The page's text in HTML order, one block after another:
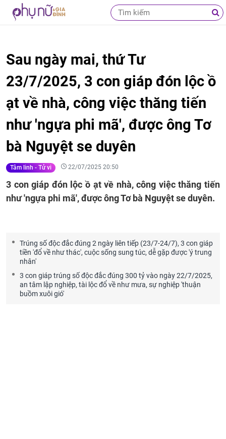
Sau ngày mai, thứ Tư
23/7/2025, 3 con giáp đón lộc ồ
ạt về nhà, công việc thăng tiến
như 'ngựa phi mã', được ông Tơ
bà Nguyệt se duyên
Tâm linh - Tử vi 22/07/2025 20:50
3 con giáp đón lộc ồ ạt về nhà, công việc thăng tiến
như 'ngựa phi mã', được ông Tơ bà Nguyệt se duyên.
Trúng số độc đắc đúng 2 ngày liên tiếp (23/7-24/7), 3 con giáp
tiền 'đổ về như thác', cuộc sống sung túc, dễ gặp được 'ý trung
nhân'
3 con giáp trúng số độc đắc đúng 300 tỷ vào ngày 22/7/2025,
an tâm lập nghiệp, tài lộc đổ về như mưa, sự nghiệp 'thuận
buồm xuôi gió'